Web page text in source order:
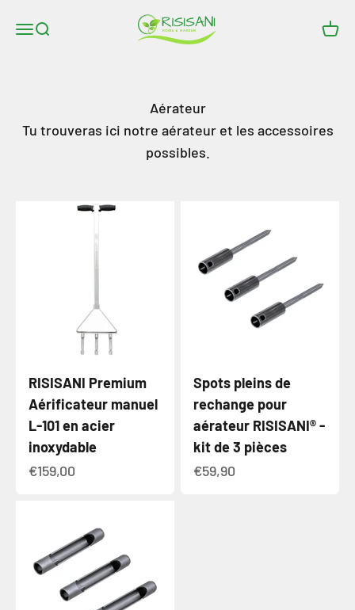
Ouvrir le menu de navigation
Ouvrir la rechercheRISISANI Rasenrakel
Aérateur
Tu trouveras ici notre aérateur et les accessoires
possibles.
RISISANI Premium
Aérificateur manuel
L-101 en acier
inoxydable
Angebot
€159,00
Spots pleins de
rechange pour
aérateur RISISANI® -
kit de 3 pièces
Angebot
€59,90